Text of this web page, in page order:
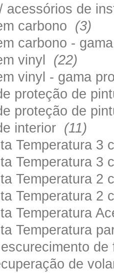
acessórios de
carbono (3)
carbono -
vinyl (22)
vinyl - gama
proteção de
proteção de
interior (11)
Temperatura
Temperatura
Temperatura
Temperatura
Temperatura
Temperatura
de